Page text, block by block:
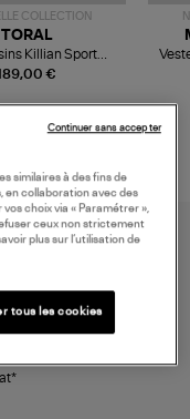
COLLECTION
€
TORAL
Killian Sport
Mousse
similaires à des fins de
en collaboration avec des
choix via « Paramétrer »,
ceux non strictement
plus sur l’utilisation de
tous les cookies
Continuer sans accepter